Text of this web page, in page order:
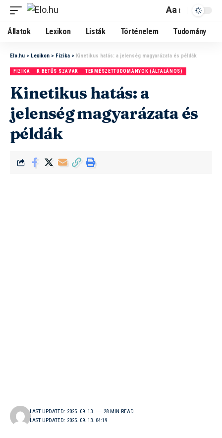
Aa
Állatok Lexikon Listák Történelem Tudomány
Elo.hu > Lexikon > Fizika > Kinetikus hatás: a jelenség magyarázata és példák
FIZIKA K BETŰS SZAVAK TERMÉSZETTUDOMÁNYOK (ÁLTALÁNOS)
Kinetikus hatás: a
jelenség magyarázata és
példák
LAST UPDATED: 2025. 09. 13. 04:19
LAST UPDATED: 2025. 09. 13. 28 MIN READ